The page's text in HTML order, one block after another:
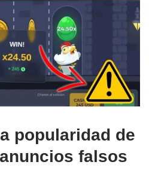
popularidad de
falsos